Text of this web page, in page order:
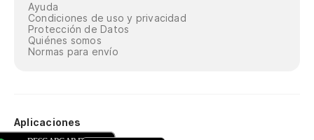
Ayuda
Condiciones de uso y privacidad
Protección de Datos
Quiénes somos
Normas para envío
Aplicaciones